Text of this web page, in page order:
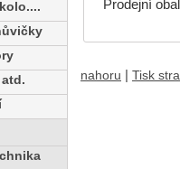
Prodejní
nahoru Tisk